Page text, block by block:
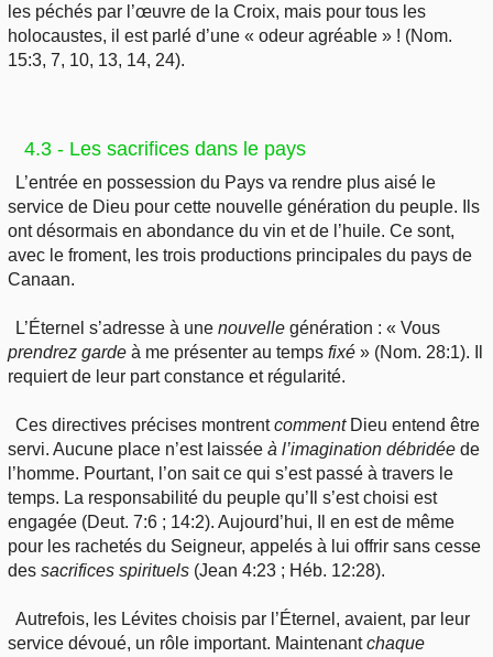
les péchés par l’œuvre de la Croix, mais pour tous les
holocaustes, il est parlé d’une « odeur agréable » ! (Nom.
15:3, 7, 10, 13, 14, 24).
4.3 - Les sacrifices dans le pays
L’entrée en possession du Pays va rendre plus aisé le
service de Dieu pour cette nouvelle génération du peuple. Ils
ont désormais en abondance du vin et de l’huile. Ce sont,
avec le froment, les trois productions principales du pays de
Canaan.
L’Éternel s’adresse à unenouvelle génération : « Vous
prendrez garde à me présenter au temps fixé » (Nom. 28:1). Il
requiert de leur part constance et régularité.
Ces directives précises montrentcommentDieu entend être
servi. Aucune place n’est laissée à l’imagination débridée de
l’homme. Pourtant, l’on sait ce qui s’est passé à travers le
temps. La responsabilité du peuple qu’Il s’est choisi est
engagée (Deut. 7:6 ; 14:2). Aujourd’hui, Il en est de même
pour les rachetés du Seigneur, appelés à lui offrir sans cesse
des sacrifices spirituels (Jean 4:23 ; Héb. 12:28).
Autrefois, les Lévites choisis par l’Éternel, avaient, par leur
service dévoué, un rôle important. Maintenantchaque